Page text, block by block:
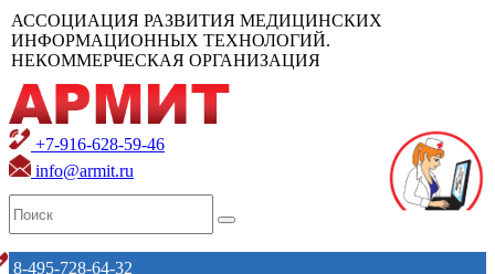
АССОЦИАЦИЯ РАЗВИТИЯ МЕДИЦИНСКИХ
ИНФОРМАЦИОННЫХ ТЕХНОЛОГИЙ.
НЕКОММЕРЧЕСКАЯ ОРГАНИЗАЦИЯ
+7-916-628-59-46
info@armit.ru
8-495-728-64-32